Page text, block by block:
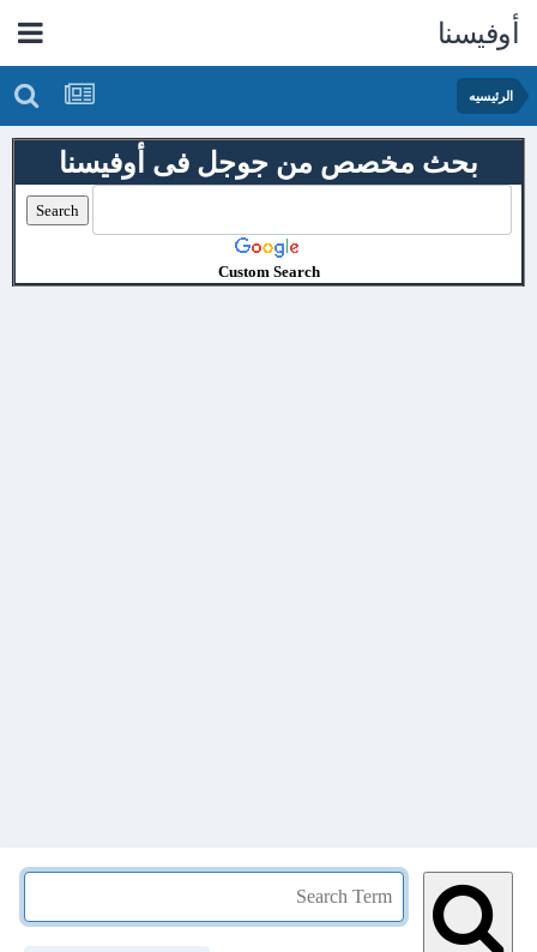
أوفيسنا
الرئيسيه
بحث مخصص من جوجل فى أوفيسنا
Custom Search